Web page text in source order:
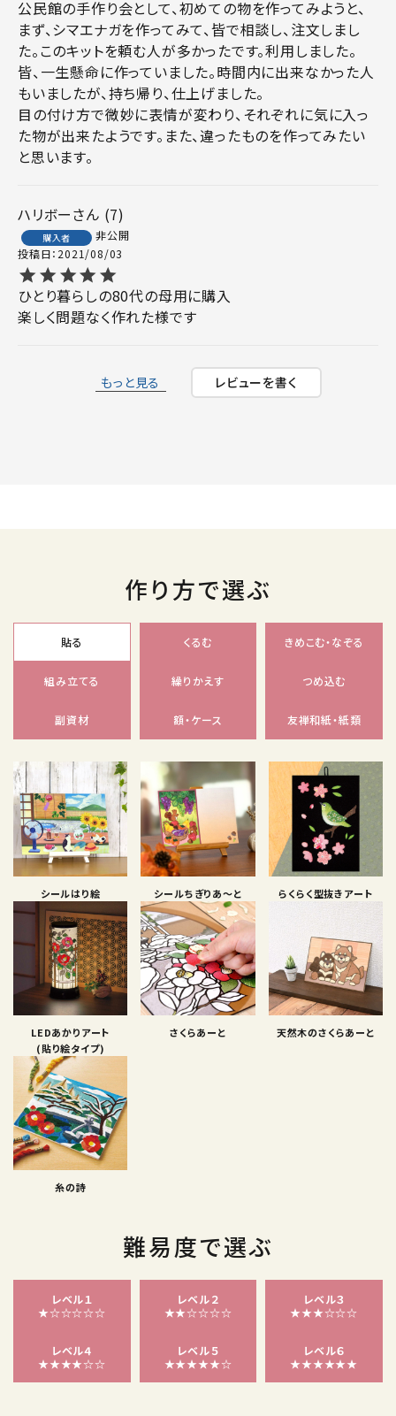
公民館の手作り会として、初めての物を作ってみようと、
まず、シマエナガを作ってみて、皆で相談し、注文しまし
た。このキットを頼む人が多かったです。利用しました。
皆、一生懸命に作っていました。時間内に出来なかった人
もいましたが、持ち帰り、仕上げました。
目の付け方で微妙に表情が変わり、それぞれに気に入っ
た物が出来たようです。また、違ったものを作ってみたい
と思います。
ハリボー 7
購入者
非公開
投稿日 2021/08/03
ひとり暮らしの80代の母用に購入
もっと見る レビューを書く
作り方で選ぶ
貼る くるむ きめこむ・なぞる
組み立てる 繰りかえす つめ込む
副資材 額・ケース 友禅和紙・紙類
シールはり絵 シールちぎりあ〜と らくらく型抜きアート
LEDあかりアート
(貼り絵タイプ)
さくらあーと 天然木のさくらあーと
糸の詩
難易度で選ぶ
レベル１
★☆☆☆☆☆
レベル２
★★☆☆☆☆
レベル３
★★★☆☆☆
レベル４
★★★★☆☆
レベル５
★★★★★☆
レベル６
★★★★★★